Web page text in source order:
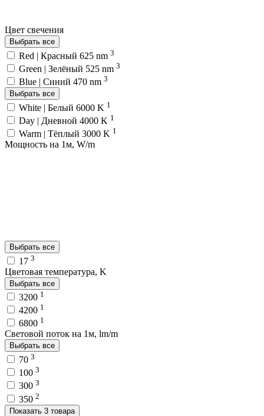
Цвет свечения
Выбрать все
Red | Красный 625 nm 3
Green | Зелёный 525 nm 3
Blue | Синий 470 nm 3
Выбрать все
White | Белый 6000 K 1
Day | Дневной 4000 K 1
Warm | Тёплый 3000 K 1
Мощность на 1м, W/m
Выбрать все
17 3
Цветовая температура, K
Выбрать все
3200 1
4200 1
6800 1
Световой поток на 1м, lm/m
Выбрать все
70 3
100 3
300 3
350 2
Показать 3 товара